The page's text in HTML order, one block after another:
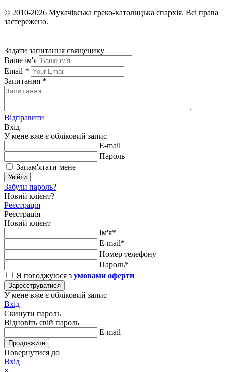
© 2010-2026 Мукачівська греко-католицька єпархія. Всі права
застережено.
Задати запитання священику
Ваше ім'я
Email *
Запитання *
Відправити
Вхід
У мене вже є обліковий запис
E-mail
Пароль
Запам'ятати мене
Увійти
Забули пароль?
Новий клієнт?
Реєстрація
Реєстрація
Новий клієнт
Ім'я*
E-mail*
Номер телефону
Пароль*
Я погоджуюся з умовами оферти
Зареєструватися
У мене вже є обліковий запис
Вхід
Скинути пароль
Відновіть свій пароль
E-mail
Продовжити
Повернутися до
Вхід